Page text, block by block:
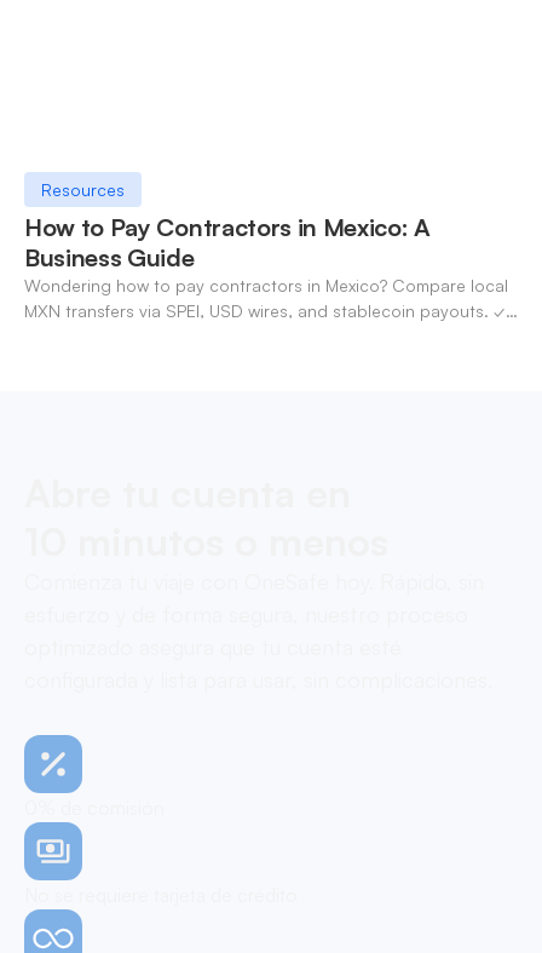
Resources
How to Pay Contractors in Mexico: A
Business Guide
Wondering how to pay contractors in Mexico? Compare local
MXN transfers via SPEI, USD wires, and stablecoin payouts. ✓